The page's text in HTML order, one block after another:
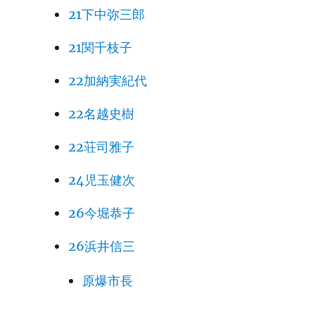
21下中弥三郎
21関千枝子
22加納実紀代
22名越史樹
22荘司雅子
24児玉健次
26今堀恭子
26浜井信三
原爆市長